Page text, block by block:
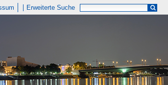
Erweiterte Suche